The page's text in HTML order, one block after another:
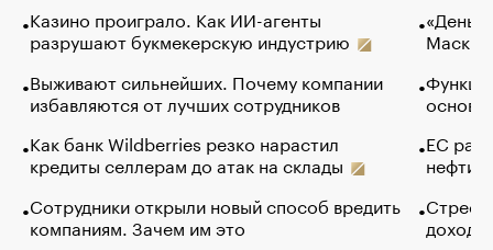
Казино проиграло. Как ИИ-агенты
разрушают букмекерскую индустрию
Выживают сильнейших. Почему компании
избавляются от лучших сотрудников
Как банк Wildberries резко нарастил
кредиты селлерам до атак на склады
Сотрудники открыли новый способ вредить
компаниям. Зачем им это
Маск в
основ
ЕС
нефти